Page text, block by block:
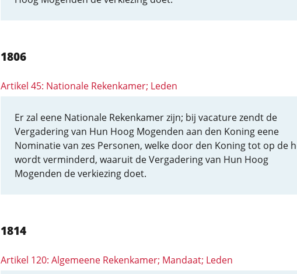
1806
Artikel 45: Nationale Rekenkamer; Leden
Er zal eene Nationale Rekenkamer zijn; bij vacature zendt de
Vergadering van Hun Hoog Mogenden aan den Koning eene
Nominatie van zes Personen, welke door den Koning tot op de
wordt verminderd, waaruit de Vergadering van Hun Hoog
Mogenden de verkiezing doet.
1814
Artikel 120: Algemeene Rekenkamer; Mandaat; Leden